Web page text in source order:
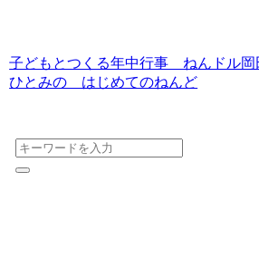
子どもとつくる年中行事 ねんドル岡
ひとみの はじめてのねんど